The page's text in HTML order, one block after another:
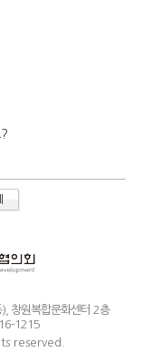
창원복합문화센터 2층
1215
reserved.